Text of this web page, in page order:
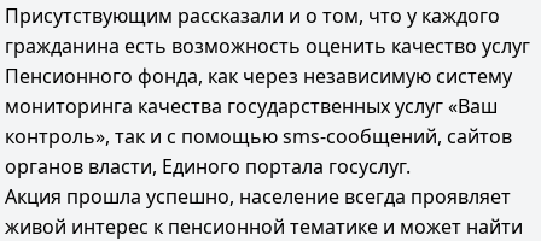
Присутствующим рассказали и о том, что у каждого
гражданина есть возможность оценить качество услуг
Пенсионного фонда, как через независимую систему
мониторинга качества государственных услуг «Ваш
контроль», так и с помощью sms-сообщений, сайтов
органов власти, Единого портала госуслуг.
Акция прошла успешно, население всегда проявляет
живой интерес к пенсионной тематике и может найти